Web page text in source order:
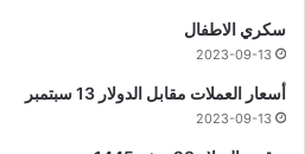
سكري الاطفال
2023-09-13
أسعار العملات مقابل الدولار 13 سبتمبر
2023-09-13